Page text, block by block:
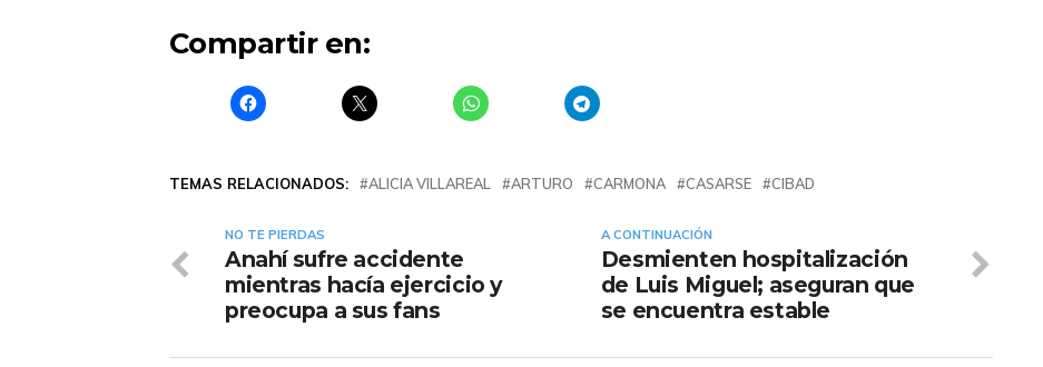
Compartir en:
TEMAS RELACIONADOS: ALICIA VILLAREAL ARTURO CARMONA CASARSE CIBAD
A CONTINUACIÓN
Desmienten hospitalización
de Luis Miguel; aseguran que
se encuentra estable
NO TE PIERDAS
Anahí sufre accidente
mientras hacía ejercicio y
preocupa a sus fans